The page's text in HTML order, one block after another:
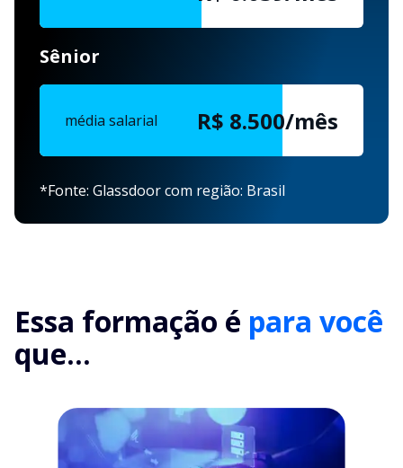
Sênior
média salarial R$ 8.500/mês
*Fonte: Glassdoor com região: Brasil
Essa formação é para você
que...